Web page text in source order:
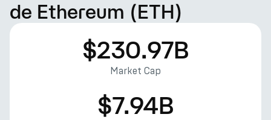
de Ethereum (ETH)
$230.97B
Market Cap
$7.94B